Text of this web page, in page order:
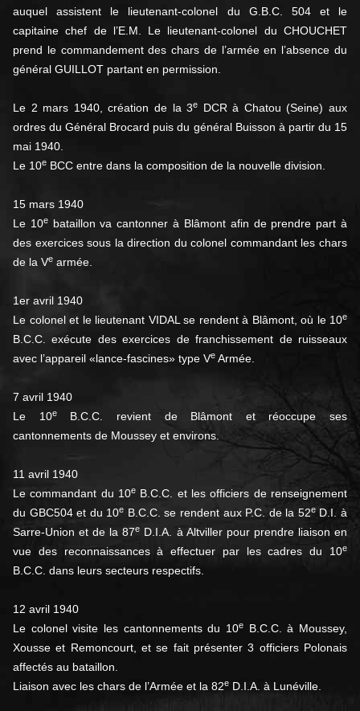
auquel assistent le lieutenant-colonel du G.B.C. 504 et le
capitaine chef de l’E.M. Le lieutenant-colonel du CHOUCHET
prend le commandement des chars de l’armée en l’absence du
général GUILLOT partant en permission.
Le 2 mars 1940, création de la 3e
DCR à Chatou (Seine) aux
ordres du Général Brocard puis du général Buisson à partir du 15
mai 1940.
Le 10e BCC entre dans la composition de la nouvelle division.
15 mars 1940
Le 10ebataillon va cantonner à Blâmont afin de prendre part à
des exercices sous la direction du colonel commandant les chars
de la Ve armée.
1er avril 1940
Le colonel et le lieutenant VIDAL se rendent à Blâmont, où le 10e
B.C.C. exécute des exercices de franchissement de ruisseaux
avec l’appareil «lance-fascines» type Ve Armée.
7 avril 1940
Le 10eB.C.C. revient de Blâmont et réoccupe ses
cantonnements de Moussey et environs.
11 avril 1940
Le commandant du 10e B.C.C. et les officiers de renseignement
du GBC504 et du 10e B.C.C. se rendent aux P.C. de la 52eD.I. à
Sarre-Union et de la 87e D.I.A. à Altviller pour prendre liaison en
vue des reconnaissances à effectuer par les cadres du 10e
B.C.C. dans leurs secteurs respectifs.
12 avril 1940
Le colonel visite les cantonnements du 10e
B.C.C. à Moussey,
Xousse et Remoncourt, et se fait présenter 3 officiers Polonais
affectés au bataillon.
Liaison avec les chars de l’Armée et la 82e D.I.A. à Lunéville.